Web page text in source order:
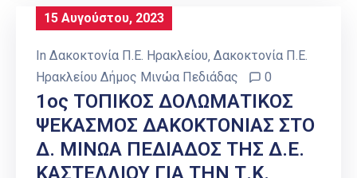
15 Αυγούστου, 2023
In Δακοκτονία Π.Ε. Ηρακλείου Δακοκτονία Π.Ε.
Ηρακλείου Δήμος Μινώα Πεδιάδας
0
1ος ΤΟΠΙΚΟΣ ΔΟΛΩΜΑΤΙΚΟΣ
ΨΕΚΑΣΜΟΣ ΔΑΚΟΚΤΟΝΙΑΣ ΣΤΟ
Δ. ΜΙΝΩΑ ΠΕΔΙΑΔΟΣ ΤΗΣ Δ.Ε.
ΚΑΣΤΕΛΛΙΟΥ ΓΙΑ ΤΗΝ Τ.Κ.